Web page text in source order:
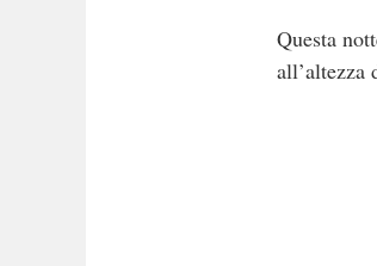
Questa
all’altezza